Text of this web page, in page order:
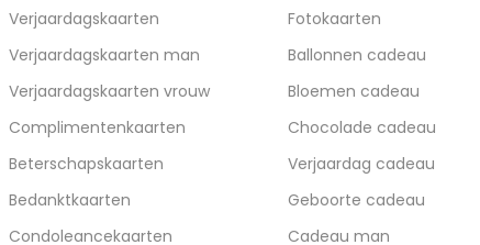
Verjaardagskaarten
Verjaardagskaarten man
Verjaardagskaarten vrouw
Complimentenkaarten
Beterschapskaarten
Bedanktkaarten
Condoleancekaarten
Fotokaarten
Ballonnen cadeau
Bloemen cadeau
Chocolade cadeau
Verjaardag cadeau
Geboorte cadeau
Cadeau man